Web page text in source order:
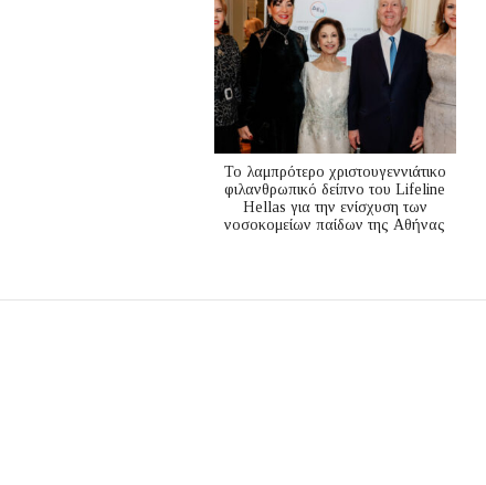
Το λαμπρότερο χριστουγεννιάτικο
φιλανθρωπικό δείπνο του Lifeline
Hellas για την ενίσχυση των
νοσοκομείων παίδων της Αθήνας